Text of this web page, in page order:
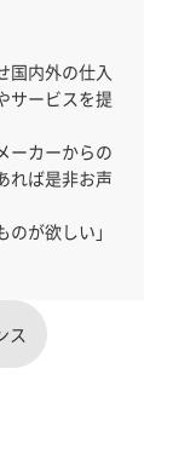
国内外の仕入
サービスを提
ーカーからの
れば是非お声
が欲しい」
ス